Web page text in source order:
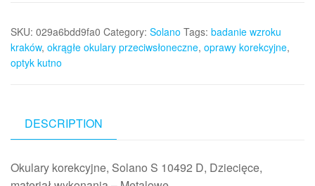
SKU: 029a6bdd9fa0 Category: Solano Tags: badanie wzroku
kraków, okrągłe okulary przeciwsłoneczne, oprawy korekcyjne,
optyk kutno
DESCRIPTION
Okulary korekcyjne, Solano S 10492 D, Dziecięce,